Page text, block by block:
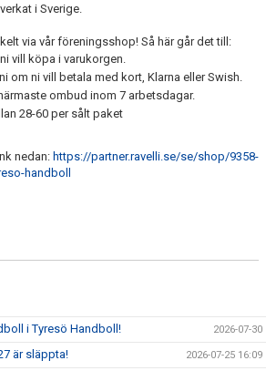
i Sverige.
via vår föreningsshop! Så här går det till:
vill köpa i varukorgen.
om ni vill betala med kort, Klarna eller Swish.
ombud inom 7 arbetsdagar.
28-60 per sålt paket
nedan: https://partner.ravelli.se/se/shop/9358-
handboll
i Tyresö Handboll! 2026-07-30
är släppta! 2026-07-25 16:09